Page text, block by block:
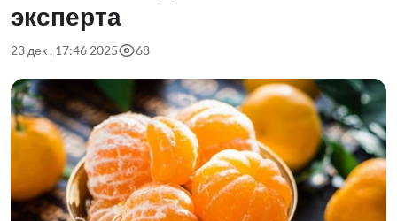
эксперта
23 дек , 17:46 2025 68